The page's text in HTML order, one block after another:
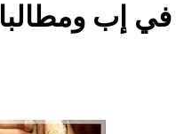
في إب